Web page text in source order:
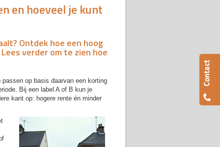
en hoeveel je kunt
Ontdek hoe een hoog
verder om te zien hoe
op basis daarvan een korting
Bij een label A of B kun je
kant op: hogere rente én minder